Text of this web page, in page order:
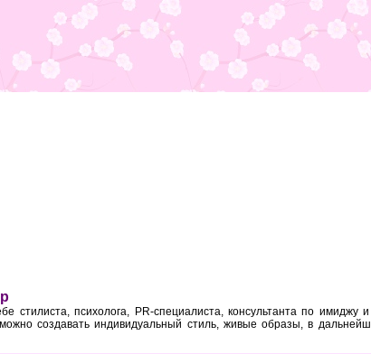
стилиста, психолога, PR-специалиста, консультанта по имиджу
создавать индивидуальный стиль, живые образы, в